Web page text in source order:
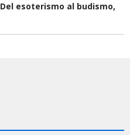
esoterismo al budismo,